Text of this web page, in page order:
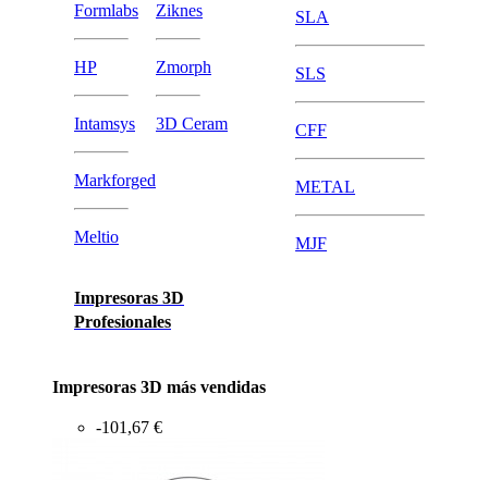
Formlabs
HP
Intamsys
Markforged
Meltio
Ziknes
Zmorph
3D Ceram
Impresoras 3D
Profesionales
SLA
SLS
CFF
METAL
MJF
Impresoras 3D más vendidas
-101,67 €